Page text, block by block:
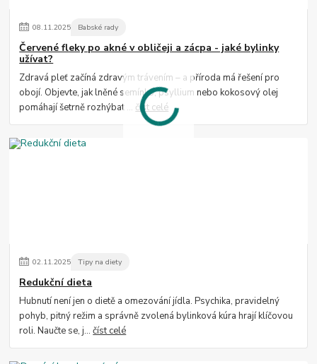
08.11.2025 Babské rady
Červené fleky po akné v obličeji a zácpa - jaké bylinky
užívat?
Zdravá pleť začíná zdravým trávením – a příroda má řešení pro
obojí. Objevte, jak lněné semínko, psyllium nebo kokosový olej
pomáhají šetrně rozhýbat ... číst celé
02.11.2025 Tipy na diety
Redukční dieta
Hubnutí není jen o dietě a omezování jídla. Psychika, pravidelný
pohyb, pitný režim a správně zvolená bylinková kúra hrají klíčovou
roli. Naučte se, j...číst celé